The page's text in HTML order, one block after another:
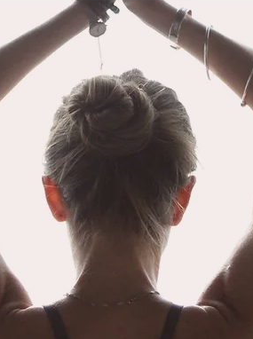
LA DISTORSION PSYCHIQUE
Il est important de rappeler avant de
détailler ce sujet que le mot « Yoga »
signifie « Union ». L’union du yoga
fait référence à l’union de notre
conscience individuelle à la
conscience collective. N